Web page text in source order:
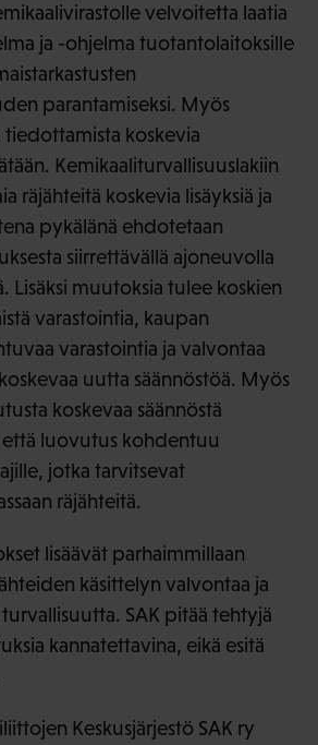
velvoitetta laatia
ja -ohjelma tuotantolaitoksille
parantamiseksi. Myös
koskevia
Kemikaaliturvallisuuslakiin
räjähteitä koskevia lisäyksiä ja
pykälänä ehdotetaan
siirrettävällä ajoneuvolla
Lisäksi muutoksia tulee koskien
varastointia, kaupan
varastointia ja valvontaa
uutta säännöstöä. Myös
koskevaa säännöstä
luovutus kohdentuu
jotka tarvitsevat
räjähteitä.
lisäävät parhaimmillaan
käsittelyn valvontaa ja
SAK pitää tehtyjä
kannatettavina, eikä esitä
Keskusjärjestö SAK ry